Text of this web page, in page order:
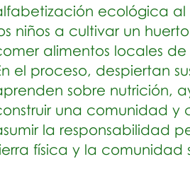
ecológica al
niños a cultivar un
alimentos locales
el proceso, despiertan
sobre nutrición,
una comunidad y
la responsabilidad
física y la comunidad